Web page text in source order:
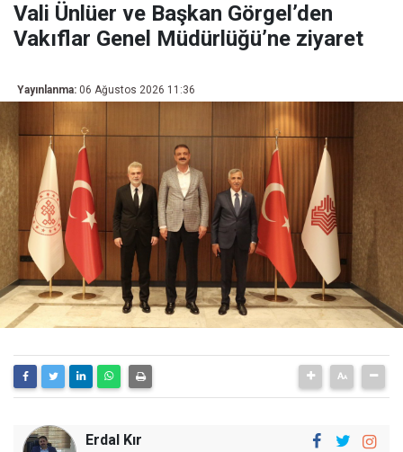
Vali Ünlüer ve Başkan Görgel’den
Vakıflar Genel Müdürlüğü’ne ziyaret
Yayınlanma: 06 Ağustos 2026 11:36
Erdal Kır